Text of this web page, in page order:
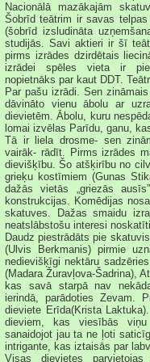
Nacionālā mazākajām
Šobrīd teātrim ir savas
(šobrīd izsludināta
studijās. Savi aktieri ir šī
pirms izrādes dzirdētais
izrādei spēles vieta ir
nopietnāks par kaut DDT.
Par pašu izrādi. Sen
dāvināto vienu ābolu ar
dievietēm. Ābolu, kuru
lomai izvēlas Parīdu, ganu,
Tā ir liela drosme- sen
vairāk- rādīt. Pirms izrādes
dievišķību. Šo atšķirību no
grieķu kostīmiem (Gunas
dažās vietās „griezās
konstrukcijas. Komēdijas
skatuves. Dažas smaidu
neatslābstošu interesi
Daudz piestrādāts pie
(Ulvis Berkmanis) pirmie
nedievišķīgi nektāru
(Madara Žuravļova-Šadrina),
kas savā starpā nav
ierindā, parādoties Zevam.
dieviete Erīda(Krista
dieviem, kas viesībās
sanaidojot jau ta ne ļoti
intrigante, kas iztaisās par
Visas dievietes